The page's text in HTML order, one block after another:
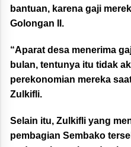
bantuan, karena gaji
Golongan II.
“Aparat desa menerima
bulan, tentunya itu tidak
perekonomian mereka
Zulkifli.
Selain itu, Zulkifli yang
pembagian Sembako